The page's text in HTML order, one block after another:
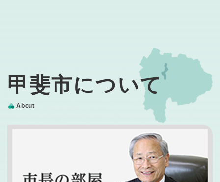
甲斐市について
About